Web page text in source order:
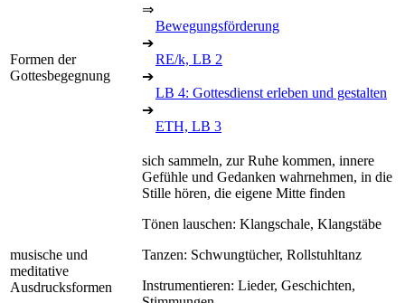
Formen der
Gottesbegegnung
⇒
Bewegungsförderung
➔
RE/k, LB 2
➔
LB 4: Gottesdienst erleben und gestalten
➔
ETH, LB 3
musische und
meditative
Ausdrucksformen
sich sammeln, zur Ruhe kommen, innere
Gefühle und Gedanken wahrnehmen, in die
Stille hören, die eigene Mitte finden
Tönen lauschen: Klangschale, Klangstäbe
Tanzen: Schwungtücher, Rollstuhltanz
Instrumentieren: Lieder, Geschichten,